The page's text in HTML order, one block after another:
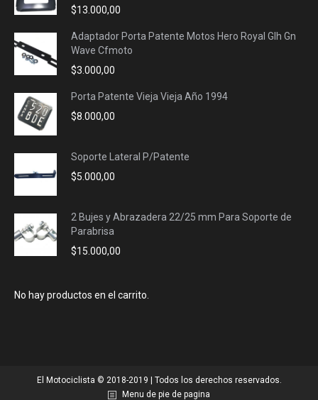
$13.000,00
Adaptador Porta Patente Motos Hero Royal Glh Gn
Wave Cfmoto
$3.000,00
Porta Patente Vieja Vieja Año 1994
$8.000,00
Soporte Lateral P/Patente
$5.000,00
2 Bujes y Abrazadera 22/25 mm Para Soporte de
Parabrisa
$15.000,00
No hay productos en el carrito.
El Motociclista © 2018-2019 | Todos los derechos reservados.
Menu de pie de pagina